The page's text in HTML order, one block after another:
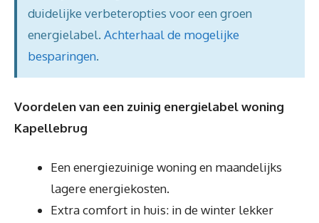
duidelijke verbeteropties voor een groen
energielabel. Achterhaal de mogelijke
besparingen.
Voordelen van een zuinig energielabel woning
Kapellebrug
Een energiezuinige woning en maandelijks
lagere energiekosten.
Extra comfort in huis: in de winter lekker